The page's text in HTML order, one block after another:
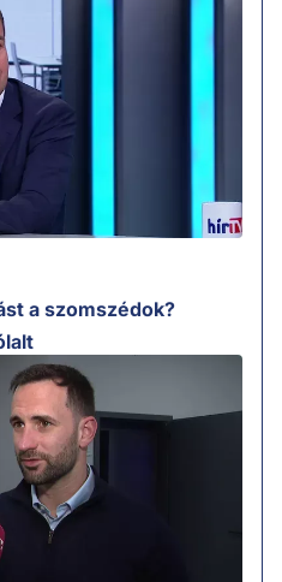
a szomszédok?